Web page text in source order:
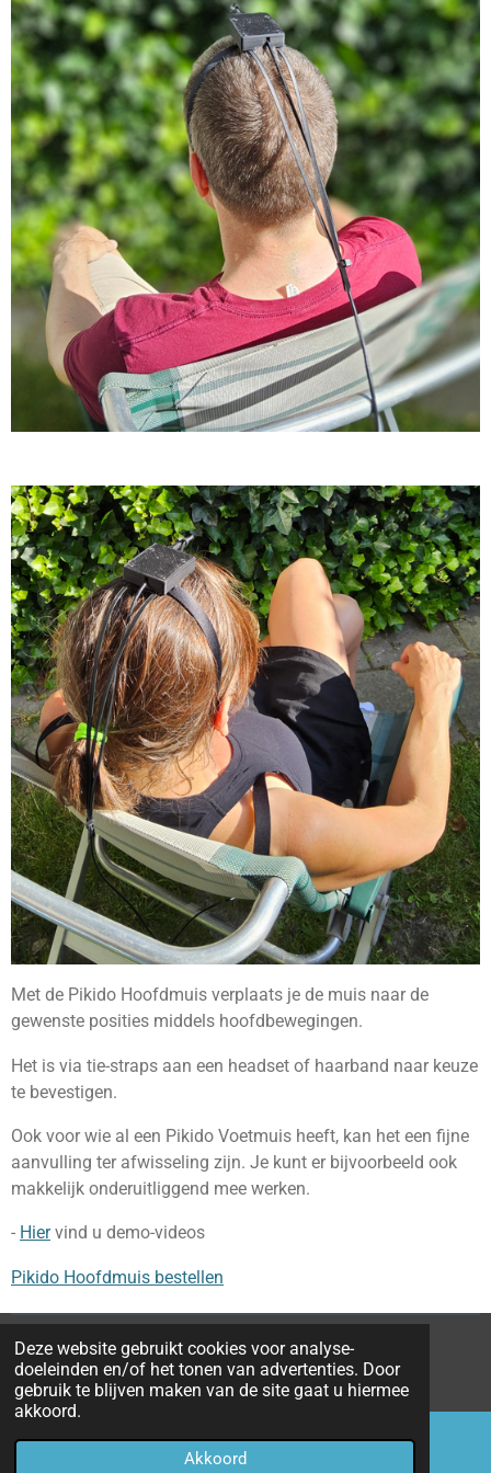
Deze website gebruikt cookies voor analyse-
doeleinden en/of het tonen van advertenties. Door
gebruik te blijven maken van de site gaat u hiermee
akkoord.
Akkoord
Met de Pikido Hoofdmuis verplaats je de muis naar de
gewenste posities middels hoofdbewegingen.
Het is via tie-straps aan een headset of haarband naar keuze
te bevestigen.
Ook voor wie al een Pikido Voetmuis heeft, kan het een fijne
aanvulling ter afwisseling zijn. Je kunt er bijvoorbeeld ook
makkelijk onderuitliggend mee werken.
- Hiervind u demo-videos
Pikido Hoofdmuis bestellen
© 2022 Pikido anti RSI hulpmiddelenalgemene
voorwaarden (en+nl)
Telefoonnummer